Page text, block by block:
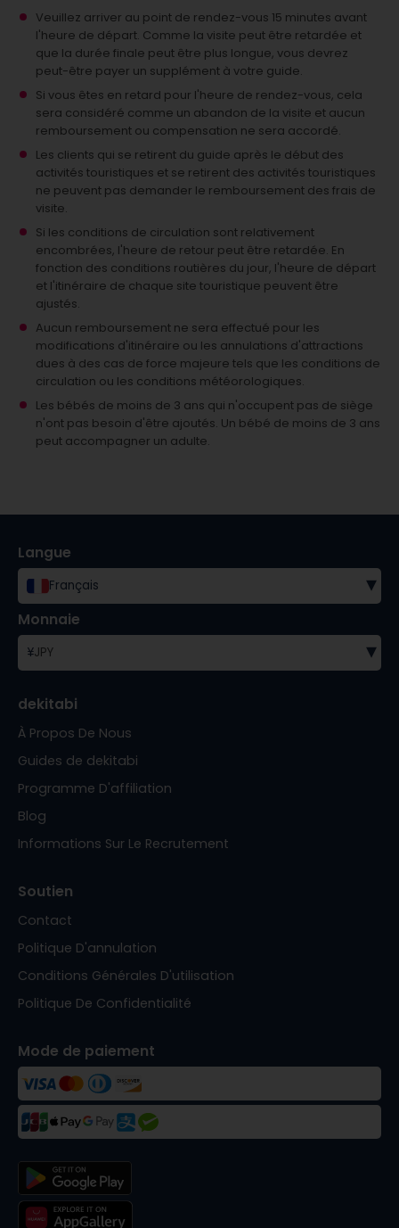
Veuillez arriver au point de rendez-vous 15 minutes avant
l'heure de départ. Comme la visite peut être retardée et
que la durée finale peut être plus longue, vous devrez
peut-être payer un supplément à votre guide.
Si vous êtes en retard pour l'heure de rendez-vous, cela
sera considéré comme un abandon de la visite et aucun
remboursement ou compensation ne sera accordé.
Les clients qui se retirent du guide après le début des
activités touristiques et se retirent des activités touristiques
ne peuvent pas demander le remboursement des frais de
visite.
Si les conditions de circulation sont relativement
encombrées, l'heure de retour peut être retardée. En
fonction des conditions routières du jour, l'heure de départ
et l'itinéraire de chaque site touristique peuvent être
ajustés.
Aucun remboursement ne sera effectué pour les
modifications d'itinéraire ou les annulations d'attractions
dues à des cas de force majeure tels que les conditions de
circulation ou les conditions météorologiques.
Les bébés de moins de 3 ans qui n'occupent pas de siège
n'ont pas besoin d'être ajoutés. Un bébé de moins de 3 ans
peut accompagner un adulte.
Langue
Français ▾
Monnaie
¥JPY ▾
dekitabi
À Propos De Nous
Guides de dekitabi
Programme D'affiliation
Blog
Informations Sur Le Recrutement
Soutien
Contact
Politique D'annulation
Conditions Générales D'utilisation
Politique De Confidentialité
Mode de paiement